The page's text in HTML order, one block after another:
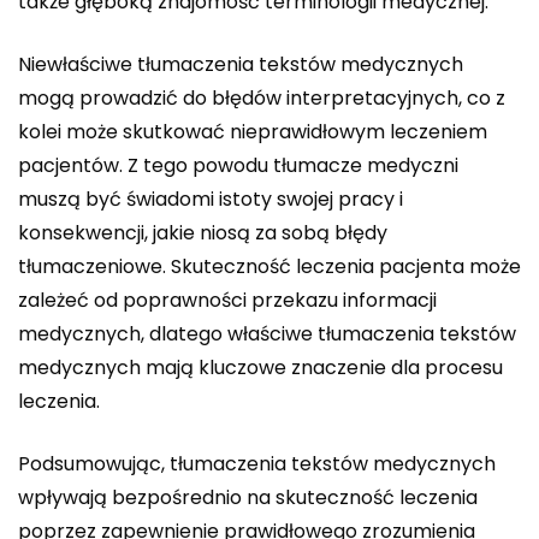
Niewłaściwe tłumaczenia tekstów medycznych
mogą prowadzić do błędów interpretacyjnych, co z
kolei może skutkować nieprawidłowym leczeniem
pacjentów. Z tego powodu tłumacze medyczni
muszą być świadomi istoty swojej pracy i
konsekwencji, jakie niosą za sobą błędy
tłumaczeniowe. Skuteczność leczenia pacjenta może
zależeć od poprawności przekazu informacji
medycznych, dlatego właściwe tłumaczenia tekstów
medycznych mają kluczowe znaczenie dla procesu
leczenia.
Podsumowując, tłumaczenia tekstów medycznych
wpływają bezpośrednio na skuteczność leczenia
poprzez zapewnienie prawidłowego zrozumienia